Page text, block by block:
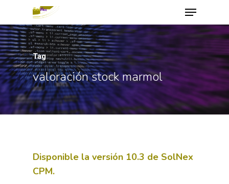
Hit enter to search or ESC to close
Tag
valoración stock marmol
Disponible la versión 10.3 de SolNex
CPM.